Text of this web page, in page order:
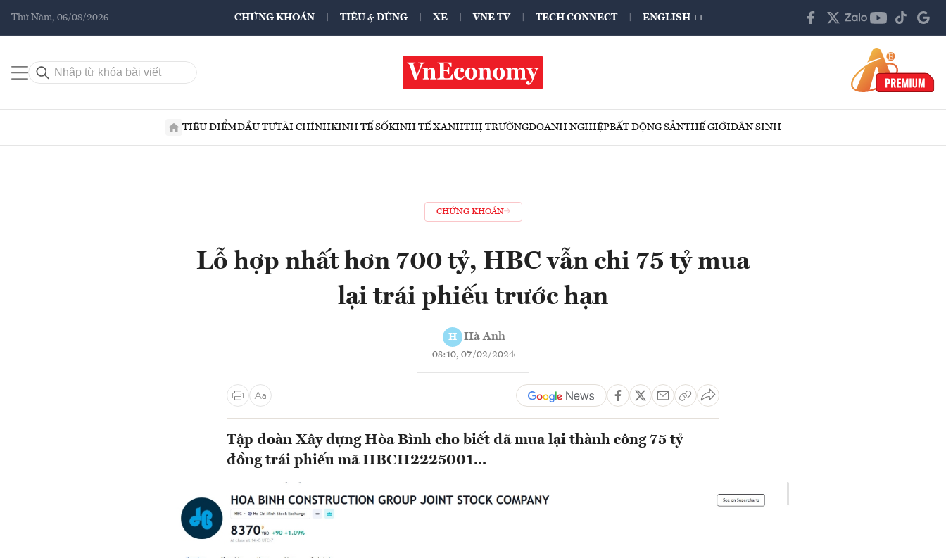
Thứ Năm, 06/08/2026 CHỨNG KHOÁN TIÊU & DÙNG XE VNE TV TECH CONNECT ENGLISH ++
TIÊU ĐIỂMĐẦU TƯTÀI CHÍNHKINH TẾ SỐKINH TẾ XANHTHỊ TRƯỜNGDOANH NGHIỆPBẤT ĐỘNG SẢNTHẾ GIỚIDÂN SINH
CHỨNG KHOÁN
Lỗ hợp nhất hơn 700 tỷ, HBC vẫn chi 75 tỷ mua
lại trái phiếu trước hạn
H Hà Anh
08:10, 07/02/2024
Tập đoàn Xây dựng Hòa Bình cho biết đã mua lại thành công 75 tỷ
đồng trái phiếu mã HBCH2225001...